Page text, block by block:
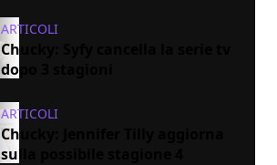
ARTICOLI
Chucky: Syfy cancella la serie tv
dopo 3 stagioni
ARTICOLI
Chucky: Jennifer Tilly aggiorna
sulla possibile stagione 4